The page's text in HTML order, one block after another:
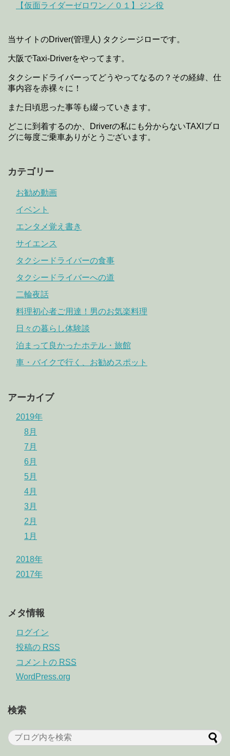
【仮面ライダーゼロワン／０１】ジン役
当サイトのDriver(管理人) タクシージローです。
大阪でTaxi-Driverをやってます。
タクシードライバーってどうやってなるの？その経緯、仕
事内容を赤裸々に！
また日頃思った事等も綴っていきます。
どこに到着するのか、Driverの私にも分からないTAXIブロ
グに毎度ご乗車ありがとうございます。
カテゴリー
お勧め動画
イベント
エンタメ覚え書き
サイエンス
タクシードライバーの食事
タクシードライバーへの道
二輪夜話
料理初心者ご用達！男のお気楽料理
日々の暮らし体験談
泊まって良かったホテル・旅館
車・バイクで行く、お勧めスポット
アーカイブ
2019年
8月
7月
6月
5月
4月
3月
2月
1月
2018年
2017年
メタ情報
ログイン
投稿の RSS
コメントの RSS
WordPress.org
検索